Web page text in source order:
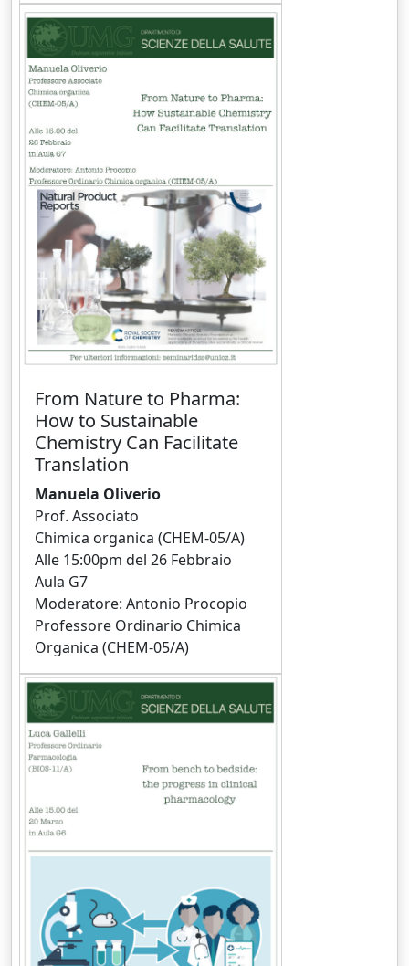
From Nature to Pharma:
How to Sustainable
Chemistry Can Facilitate
Translation
Manuela Oliverio
Prof. Associato
Chimica organica (CHEM-05/A)
Alle 15:00pm del 26 Febbraio
Aula G7
Moderatore: Antonio Procopio
Professore Ordinario Chimica
Organica (CHEM-05/A)